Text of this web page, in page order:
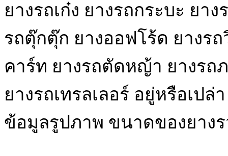
ยางรถเก๋ง ยางรถกระบะ ยา
รถตุ๊กตุ๊ก ยางออฟโร้ด ยางร
คาร์ท ยางรถตัดหญ้า ยางรถ
ยางรถเทรลเลอร์ อยู่หรือเป
ข้อมูลรูปภาพ ขนาดของยาง